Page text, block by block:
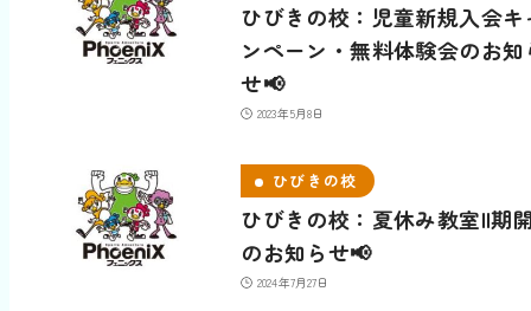
ひびきの校：児童新規入会キ
ンペーン・無料体験会のお知
せ📢
2023年5月8日
ひびきの校
ひびきの校：夏休み教室II期
のお知らせ📢
2024年7月27日